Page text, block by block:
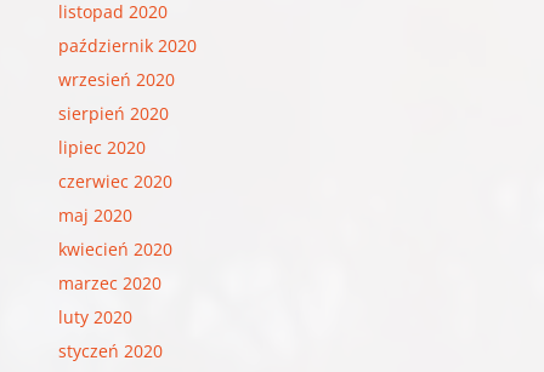
listopad 2020
październik 2020
wrzesień 2020
sierpień 2020
lipiec 2020
czerwiec 2020
maj 2020
kwiecień 2020
marzec 2020
luty 2020
styczeń 2020